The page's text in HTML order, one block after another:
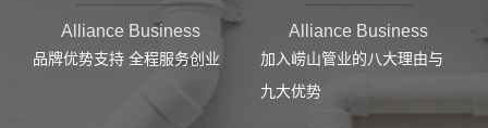
Alliance Business
品牌优势支持 全程服务创业
Alliance Business
加入崂山管业的八大理由与
九大优势